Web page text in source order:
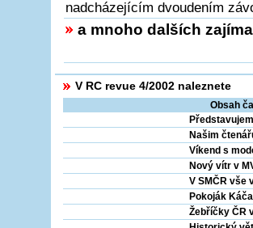
nadcházejícím dvoudením
a mnoho dalších
V RC revue 4/2002 naleznete
Obsah
Našim
Víkend s
Nový vítr v
V SMČR vše
Pokoják Káča
Žebříčky ČR